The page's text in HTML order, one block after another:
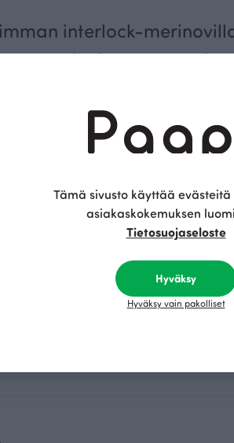
interlock-
tarjoaa vaihtoehtoja, joista voit valita
on sekä klassisia neutraaleja
interlock-merinovillakankaat
myymäläämme.
mielellään löytämään sopivimmat
kuluessa, joten pääset pian
tapa ostaa laadukasta
Tämä sivusto käyttää
asiakaskokemuksen
Tietosuojaseloste
Hyväksy
Hyväksy vain pakolliset